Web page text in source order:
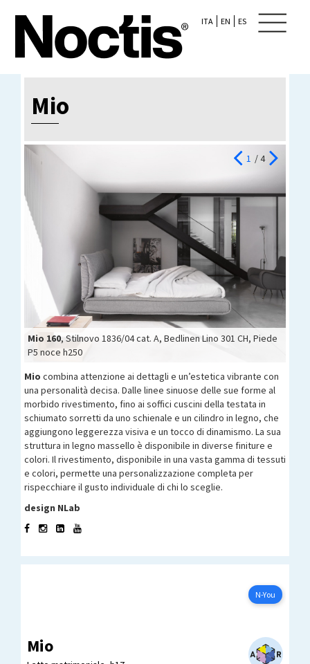
ITA EN ES
Mio
Mio 160, Stilnovo 1836/04 cat. A, Bedlinen Lino 301 CH, Piede
P5 noce h250
Mio 160
Mio 160
Mio 160
/ 4
1
Mio combina attenzione ai dettagli e un’estetica vibrante con
una personalità decisa. Dalle linee sinuose delle sue forme al
morbido rivestimento, fino ai soffici cuscini della testata in
schiumato sorretti da uno schienale e un cilindro in legno, che
aggiungono leggerezza visiva e un tocco di dinamismo. La sua
struttura in legno massello è disponibile in diverse finiture e
colori. Il rivestimento, disponibile in una vasta gamma di tessuti
e colori, permette una personalizzazione completa per
rispecchiare il gusto individuale di chi lo sceglie.
design NLab
N-You